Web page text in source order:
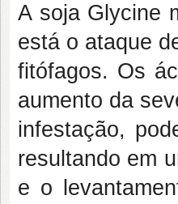
A soja Glycine
está o ataque
fitófagos. Os
aumento da
infestação,
resultando em
e o